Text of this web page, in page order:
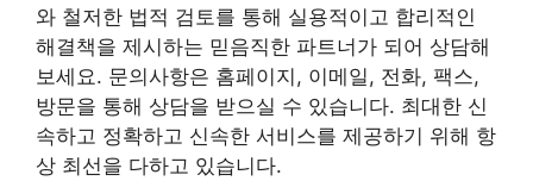
와 철저한 법적 검토를 통해 실용적이고 합리적인
해결책을 제시하는 믿음직한 파트너가 되어 상담해
보세요. 문의사항은 홈페이지, 이메일, 전화, 팩스,
방문을 통해 상담을 받으실 수 있습니다. 최대한 신
속하고 정확하고 신속한 서비스를 제공하기 위해 항
상 최선을 다하고 있습니다.